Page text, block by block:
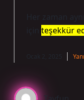
Her zaman
teşekkür